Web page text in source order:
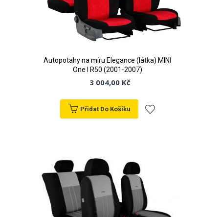
Autopotahy na míru Elegance (látka) MINI
One I R50 (2001-2007)
3 004,00 Kč
Přidat Do Košíku